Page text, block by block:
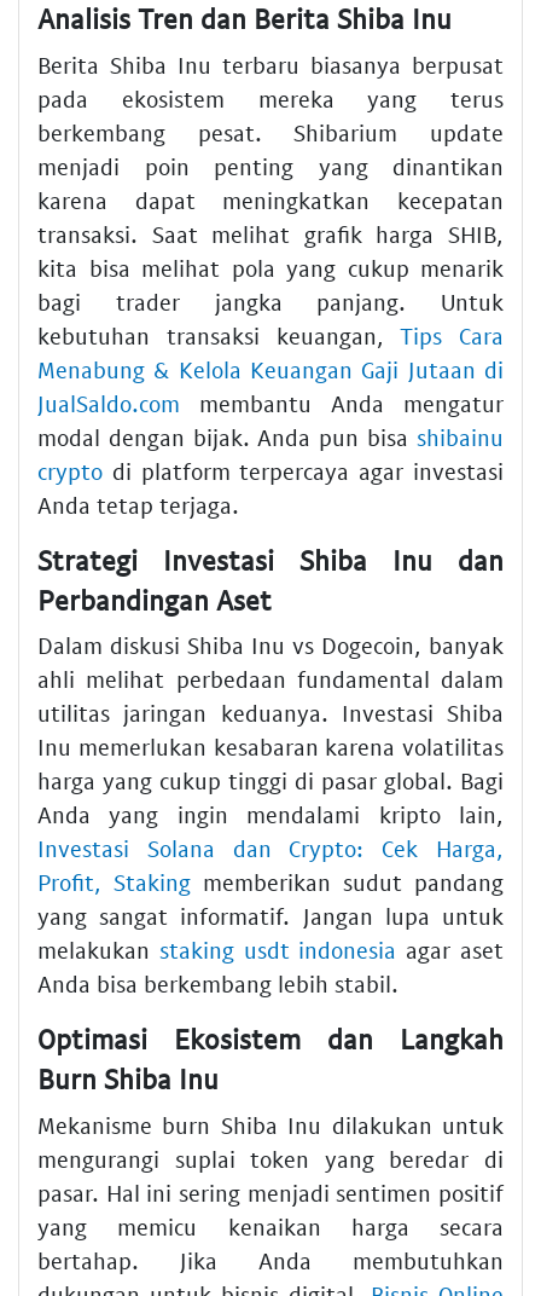
Analisis Tren dan Berita Shiba Inu
Berita Shiba Inu terbaru biasanya berpusat
pada ekosistem mereka yang terus
berkembang pesat. Shibarium update
menjadi poin penting yang dinantikan
karena dapat meningkatkan kecepatan
transaksi. Saat melihat grafik harga SHIB,
kita bisa melihat pola yang cukup menarik
bagi trader jangka panjang. Untuk
kebutuhan transaksi keuangan,Tips Cara
Menabung & Kelola Keuangan Gaji Jutaan di
JualSaldo.com membantu Anda mengatur
modal dengan bijak. Anda pun bisa shibainu
crypto di platform terpercaya agar investasi
Anda tetap terjaga.
Strategi Investasi Shiba Inu dan
Perbandingan Aset
Dalam diskusi Shiba Inu vs Dogecoin, banyak
ahli melihat perbedaan fundamental dalam
utilitas jaringan keduanya. Investasi Shiba
Inu memerlukan kesabaran karena volatilitas
harga yang cukup tinggi di pasar global. Bagi
Anda yang ingin mendalami kripto lain,
Investasi Solana dan Crypto: Cek Harga,
Profit, Staking memberikan sudut pandang
yang sangat informatif. Jangan lupa untuk
melakukan staking usdt indonesia agar aset
Anda bisa berkembang lebih stabil.
Optimasi Ekosistem dan Langkah
Burn Shiba Inu
Mekanisme burn Shiba Inu dilakukan untuk
mengurangi suplai token yang beredar di
pasar. Hal ini sering menjadi sentimen positif
yang memicu kenaikan harga secara
bertahap. Jika Anda membutuhkan